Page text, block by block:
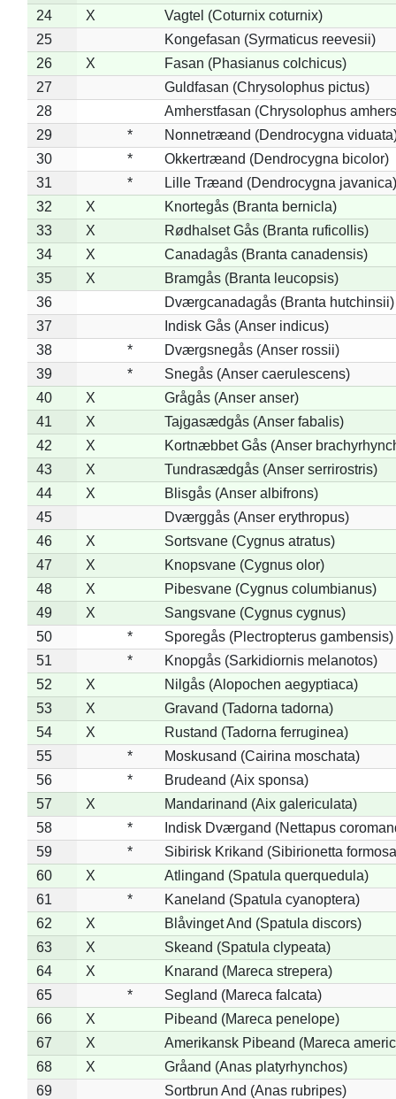
24
X
Vagtel (Coturnix coturnix)
25
Kongefasan (Syrmaticus reevesii)
26
X
Fasan (Phasianus colchicus)
27
Guldfasan (Chrysolophus pictus)
28
Amherstfasan (Chrysolophus
29
*
Nonnetræand (Dendrocygna
30
*
Okkertræand (Dendrocygna bicolor)
31
*
Lille Træand (Dendrocygna javanica)
32
X
Knortegås (Branta bernicla)
33
X
Rødhalset Gås (Branta ruficollis)
34
X
Canadagås (Branta canadensis)
35
X
Bramgås (Branta leucopsis)
36
Dværgcanadagås (Branta hutchinsii)
37
Indisk Gås (Anser indicus)
38
*
Dværgsnegås (Anser rossii)
39
*
Snegås (Anser caerulescens)
40
X
Grågås (Anser anser)
41
X
Tajgasædgås (Anser fabalis)
42
X
Kortnæbbet Gås (Anser
43
X
Tundrasædgås (Anser serrirostris)
44
X
Blisgås (Anser albifrons)
45
Dværggås (Anser erythropus)
46
X
Sortsvane (Cygnus atratus)
47
X
Knopsvane (Cygnus olor)
48
X
Pibesvane (Cygnus columbianus)
49
X
Sangsvane (Cygnus cygnus)
50
*
Sporegås (Plectropterus gambensis)
51
*
Knopgås (Sarkidiornis melanotos)
52
X
Nilgås (Alopochen aegyptiaca)
53
X
Gravand (Tadorna tadorna)
54
X
Rustand (Tadorna ferruginea)
55
*
Moskusand (Cairina moschata)
56
*
Brudeand (Aix sponsa)
57
X
Mandarinand (Aix galericulata)
58
*
Indisk Dværgand (Nettapus
59
*
Sibirisk Krikand (Sibirionetta
60
X
Atlingand (Spatula querquedula)
61
*
Kaneland (Spatula cyanoptera)
62
X
Blåvinget And (Spatula discors)
63
X
Skeand (Spatula clypeata)
64
X
Knarand (Mareca strepera)
65
*
Segland (Mareca falcata)
66
X
Pibeand (Mareca penelope)
67
X
Amerikansk Pibeand (Mareca
68
X
Gråand (Anas platyrhynchos)
69
Sortbrun And (Anas rubripes)